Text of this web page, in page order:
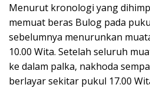
Menurut kronologi yang
memuat beras Bulog pada
sebelumnya menurunkan
10.00 Wita. Setelah seluruh
ke dalam palka, nakhoda
berlayar sekitar pukul 17.00